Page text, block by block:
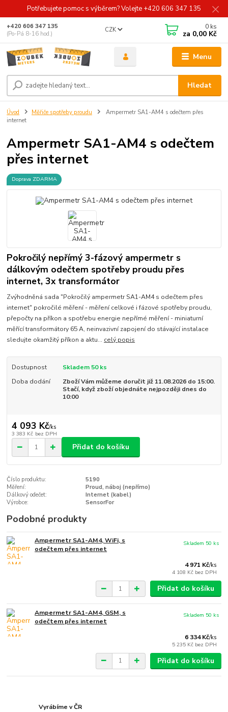
Potřebujete pomoc s výběrem? Volejte +420 606 347 135
Menu
CZK
Hledat
+420 606 347 135
(Po-Pá 8-16 hod.)
0 ks
za 0,00 Kč
Úvod Měřiče spotřeby proudu
Ampermetr SA1-AM4 s odečtem přes
internet
Ampermetr SA1-AM4 s odečtem
přes internet
Doprava ZDARMA
Pokročilý nepřímý 3-fázový ampermetr s
dálkovým odečtem spotřeby proudu přes
internet, 3x transformátor
Zvýhodněná sada "Pokročilý ampermetr SA1-AM4 s odečtem přes
internet" pokročilé měření - měření celkové i fázové spotřeby proudu,
přepočty na příkon a spotřebu energie nepřímé měření - miniaturní
měřící transformátory 65 A, neinvazivní zapojení do stávající instalace
sledujte okamžitý příkon a aktu... celý popis
Dostupnost
Skladem 50 ks
Doba dodání
Zboží Vám můžeme doručit již 11.08.2026 do 15:00.
Stačí, když zboží objednáte nejpozději dnes do
10:00
4 093 Kč/ks
3 383 Kč bez DPH
Přidat do košíku
Číslo produktu:
5190
Měření:
Proud, náboj (nepřímo)
Dálkový odečet:
Internet (kabel)
Výrobce:
SensorFor
Podobné produkty
Ampermetr SA1-AM4, WiFi, s
odečtem přes internet
4 971 Kč/ks
4 108 Kč bez DPH
Skladem 50 ks
Přidat do košíku
Ampermetr SA1-AM4, GSM, s
odečtem přes internet
6 334 Kč/ks
5 235 Kč bez DPH
Skladem 50 ks
Přidat do košíku
Vyrábíme v ČR